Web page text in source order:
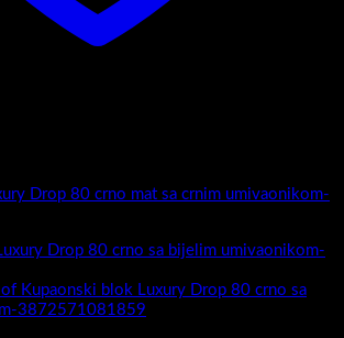
Drop 80 crno mat sa crnim umivaonikom-